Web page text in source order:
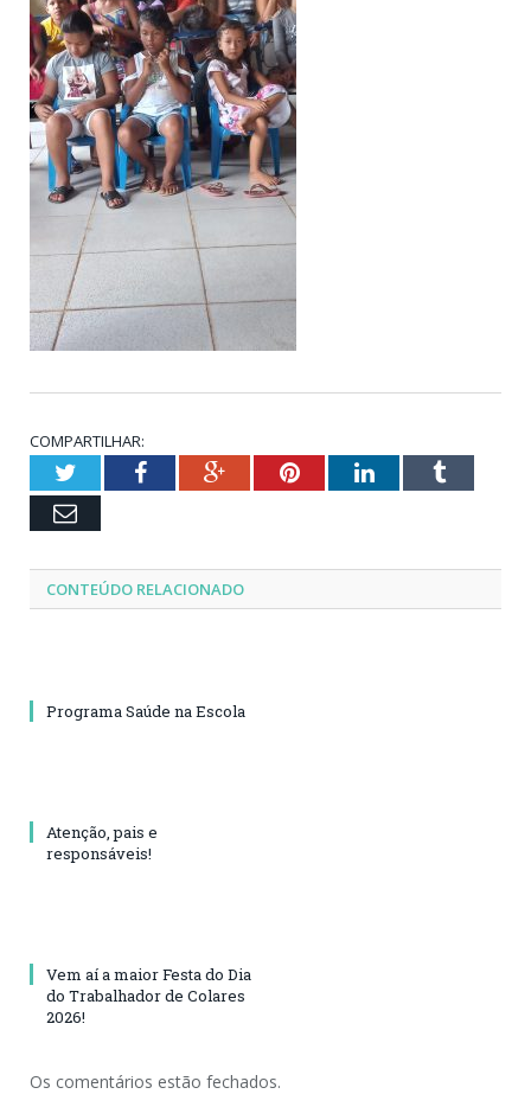
COMPARTILHAR:
TwitterFacebookGoogle+PinterestLinkedInTumblr
Email
CONTEÚDO RELACIONADO
Programa Saúde na Escola
Atenção, pais e
responsáveis!
Vem aí a maior Festa do Dia
do Trabalhador de Colares
2026!
Os comentários estão fechados.